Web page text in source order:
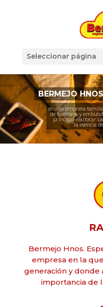
Seleccionar página
BERMEJO
es una empresa
de fiambres y
principal elaborar
la esencia
Bermejo Hnos.
empresa en la
generación y donde
importancia de